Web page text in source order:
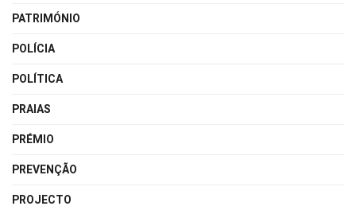
PATRIMÓNIO
POLÍCIA
POLÍTICA
PRAIAS
PRÉMIO
PREVENÇÃO
PROJECTO